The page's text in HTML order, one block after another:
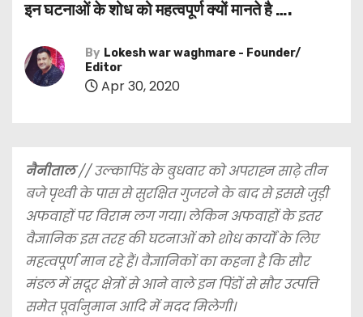
इन घटनाओं के शोध को महत्वपूर्ण क्यों मानते है ….
By Lokesh war waghmare - Founder/
Editor
Apr 30, 2020
नैनीताल// उल्कापिंड के बुधवार को अपराह्न साढ़े तीन
बजे पृथ्वी के पास से सुरक्षित गुजरने के बाद से इससे जुड़ी
अफवाहों पर विराम लग गया। लेकिन अफवाहों के इतर
वैज्ञानिक इस तरह की घटनाओं को शोध कार्यों के लिए
महत्वपूर्ण मान रहे हैं। वैज्ञानिकों का कहना है कि सौर
मंडल में सदूर क्षेत्रों से आने वाले इन पिंडों से सौर उत्पत्ति
समेत पूर्वानुमान आदि में मदद मिलेगी।